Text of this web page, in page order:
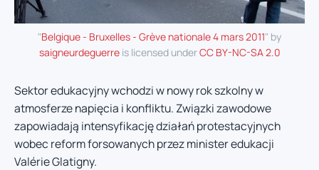
"Belgique - Bruxelles - Grève nationale 4 mars 2011" by
saigneurdeguerreis licensed underCC BY-NC-SA 2.0
Sektor edukacyjny wchodzi w nowy rok szkolny w
atmosferze napięcia i konfliktu. Związki zawodowe
zapowiadają intensyfikację działań protestacyjnych
wobec reform forsowanych przez minister edukacji
Valérie Glatigny.